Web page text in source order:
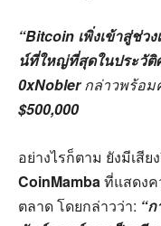
“Bitcoin เพิ่งเข้าสู่ช่ว
น์ที่ใหญ่ที่สุดในประวัติ
0xNoblerกล่าวพร้อม
$500,000
อย่างไรก็ตาม ยังมีเสี
CoinMambaที่แสดงค
ตลาด โดยกล่าวว่า: “